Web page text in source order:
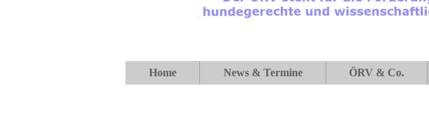
Home News & Termine ÖRV & Co.